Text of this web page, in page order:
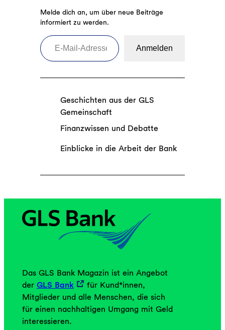
Melde dich an, um über neue Beiträge
informiert zu werden.
E-Mail-Adresse eingeben
Anmelden
Geschichten aus der GLS
Gemeinschaft
Finanzwissen und Debatte
Einblicke in die Arbeit der Bank
Das GLS Bank Magazin ist ein Angebot
der GLS Bank
für Kund*innen,
Mitglieder und alle Menschen, die sich
für einen nachhaltigen Umgang mit Geld
interessieren.